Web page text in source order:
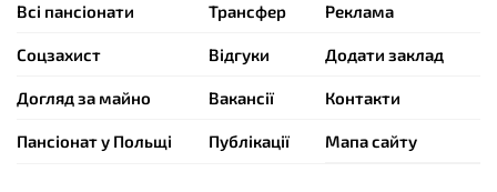
Всі пансіонати
Cоцзахист
Догляд за майно
Пансіонат у Польщі
Трансфер
Відгуки
Вакансії
Публікації
Реклама
Додати заклад
Контакти
Мапа сайту